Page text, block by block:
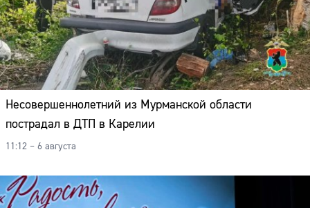
Несовершеннолетний из Мурманской области
пострадал в ДТП в Карелии
11:12 – 6 августа